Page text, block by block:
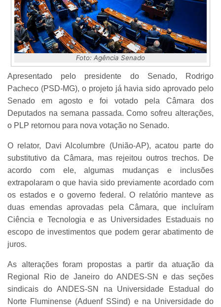
Foto: Agência Senado
Apresentado pelo presidente do Senado, Rodrigo
Pacheco (PSD-MG), o projeto já havia sido aprovado pelo
Senado em agosto e foi votado pela Câmara dos
Deputados na semana passada. Como sofreu alterações,
o PLP retornou para nova votação no Senado.
O relator, Davi Alcolumbre (União-AP), acatou parte do
substitutivo da Câmara, mas rejeitou outros trechos. De
acordo com ele, algumas mudanças e inclusões
extrapolaram o que havia sido previamente acordado com
os estados e o governo federal. O relatório manteve as
duas emendas aprovadas pela Câmara, que incluíram
Ciência e Tecnologia e as Universidades Estaduais no
escopo de investimentos que podem gerar abatimento de
juros.
As alterações foram propostas a partir da atuação da
Regional Rio de Janeiro do ANDES-SN e das seções
sindicais do ANDES-SN na Universidade Estadual do
Norte Fluminense (Aduenf SSind) e na Universidade do